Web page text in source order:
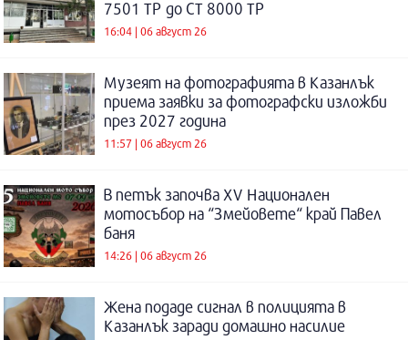
7501 ТР до СТ 8000 ТР
16:04 | 06 август 26
Музеят на фотографията в Казанлък
приема заявки за фотографски изложби
през 2027 година
11:57 | 06 август 26
В петък започва XV Национален
мотосъбор на “Змейовете“ край Павел
баня
14:26 | 06 август 26
Жена подаде сигнал в полицията в
Казанлък заради домашно насилие